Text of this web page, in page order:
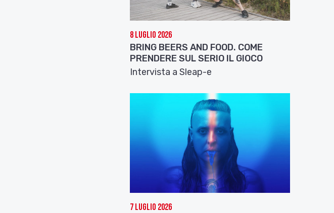
8 Luglio 2026
BRING BEERS AND FOOD. COME
PRENDERE SUL SERIO IL GIOCO
Intervista a Sleap-e
7 Luglio 2026